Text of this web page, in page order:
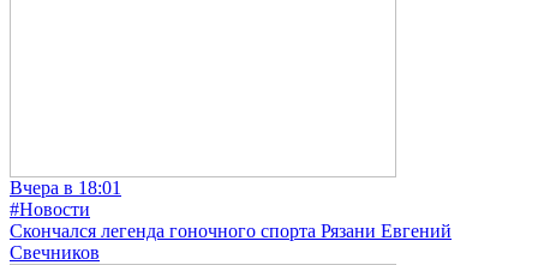
Вчера в 18:01
#Новости
Скончался легенда гоночного спорта Рязани Евгений
Свечников